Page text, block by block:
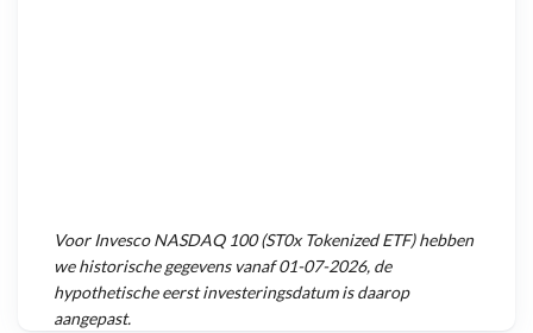
VoorInvesco NASDAQ 100 (ST0x Tokenized ETF)hebben
we historische gegevens vanaf01-07-2026, de
hypothetische eerst investeringsdatum is daarop
aangepast.